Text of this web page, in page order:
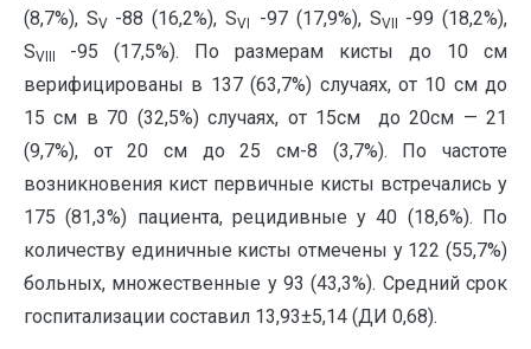
(8,7%), SV -88 (16,2%), SVI -97 (17,9%), SVII -99 (18,2%),
SVIII -95 (17,5%). По размерам кисты до 10 см
верифицированы в 137 (63,7%) случаях, от 10 см до
15 см в 70 (32,5%) случаях, от 15см до 20см — 21
(9,7%), от 20 см до 25 см-8 (3,7%). По частоте
возникновения кист первичные кисты встречались у
175 (81,3%) пациента, рецидивные у 40 (18,6%). По
количеству единичные кисты отмечены у 122 (55,7%)
больных, множественные у 93 (43,3%). Средний срок
госпитализации составил 13,93±5,14 (ДИ 0,68).